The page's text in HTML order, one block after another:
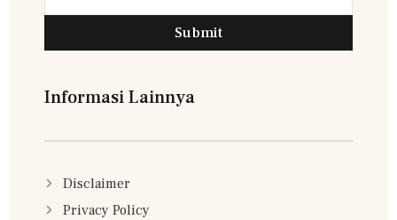
Submit
Informasi Lainnya
Disclaimer
Privacy Policy